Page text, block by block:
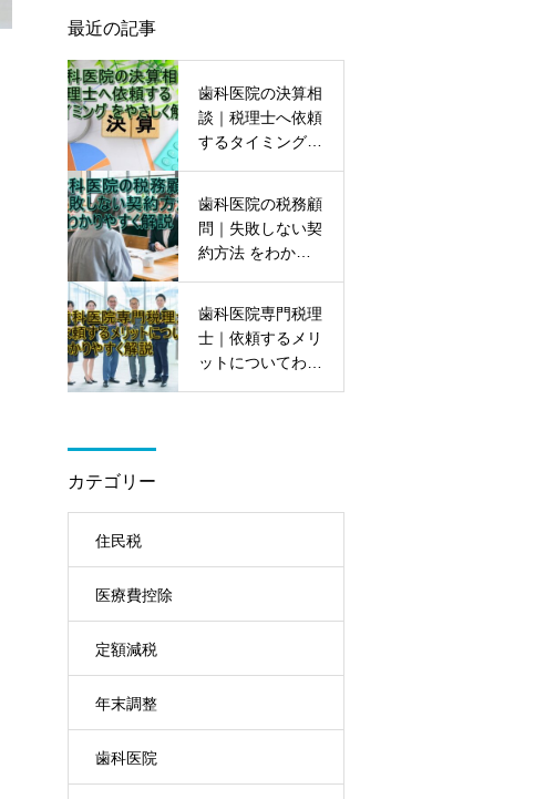
最近の記事
歯科医院の決算相
談｜税理士へ依頼
するタイミング
歯科医院の税務顧
問｜失敗しない契
約方法 をわかり
歯科医院専門税理
士｜依頼するメリ
ットについてわか
カテゴリー
住民税
医療費控除
定額減税
年末調整
歯科医院